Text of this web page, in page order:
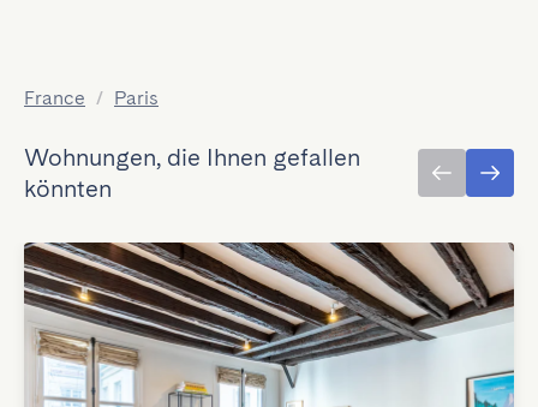
France / Paris
Wohnungen, die Ihnen gefallen
könnten